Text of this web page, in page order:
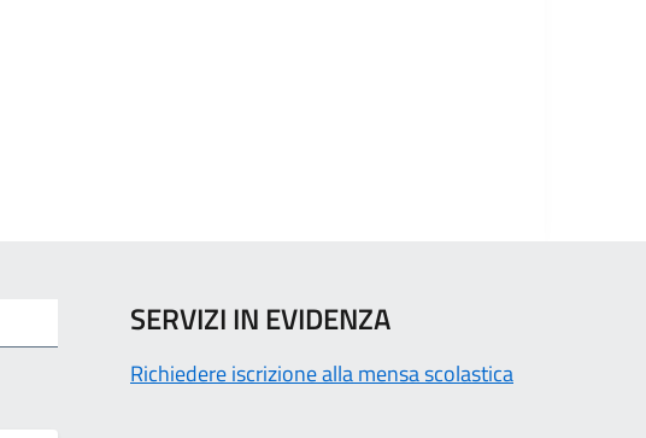
SERVIZI IN EVIDENZA
Richiedere iscrizione alla mensa scolastica